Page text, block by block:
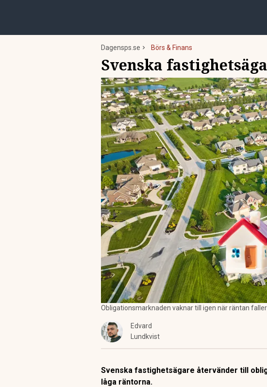
Dagensps.se Börs & Finans
Svenska
Obligationsmarknaden vaknar till igen när räntan
Edvard
Lundkvist
Svenska fastighetsägare återvänder till
låga räntorna.